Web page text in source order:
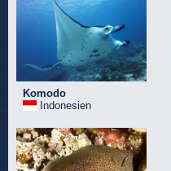
Komodo
Indonesien